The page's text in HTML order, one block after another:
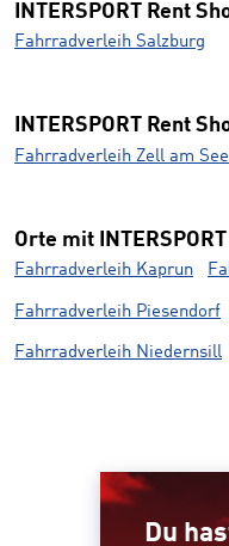
INTERSPORT Rent
Fahrradverleih Salzburg
INTERSPORT Rent
Fahrradverleih Zell am
Orte mit
Fahrradverleih Kaprun
Fahrradverleih Piesendorf
Fahrradverleih Niedernsill
Du